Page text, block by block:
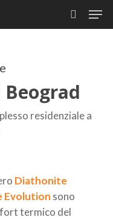
search
residenziale a
Diathonite
Evolution sono
termico del